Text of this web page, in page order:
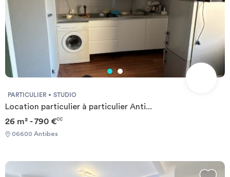
PARTICULIER STUDIO
Location particulier à particulier Anti...
26 m² - 790 €CC
06600 Antibes